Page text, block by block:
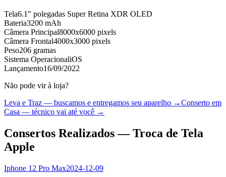
Tela6.1" polegadas Super Retina XDR OLED
Bateria3200 mAh
Câmera Principal8000x6000 pixels
Câmera Frontal4000x3000 pixels
Peso206 gramas
Sistema OperacionaliOS
Lançamento16/09/2022
Não pode vir à loja?
Leva e Traz — buscamos e entregamos seu aparelho →Conserto em
Casa — técnico vai até você →
Consertos Realizados — Troca de Tela
Apple
Iphone 12 Pro Max2024-12-09